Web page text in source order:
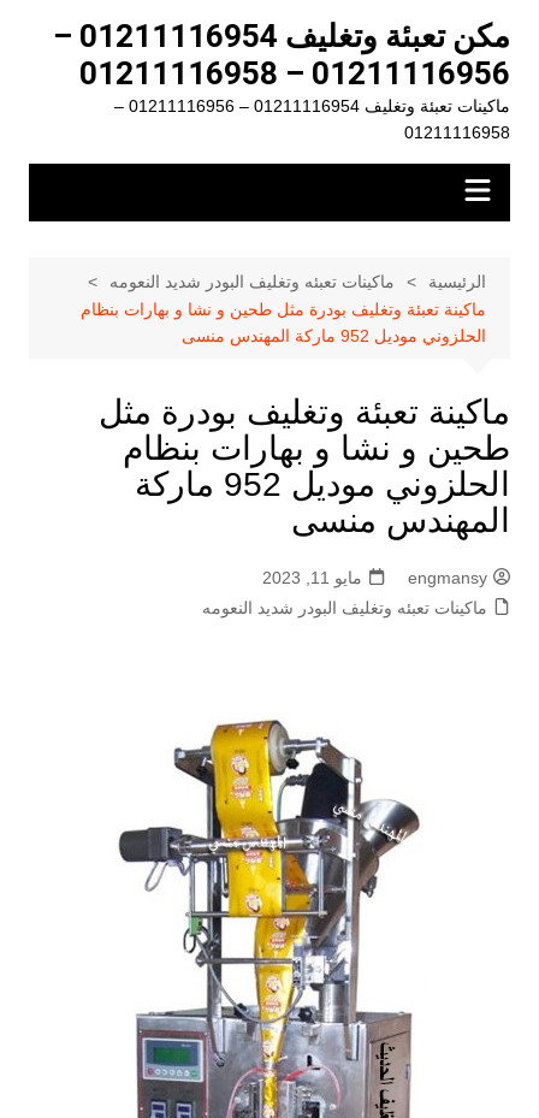
المحتوى
مكن تعبئة وتغليف 01211116954 –
01211116956 – 01211116958
ماكينات تعبئة وتغليف 01211116954 – 01211116956 –
01211116958
الرئيسية
ماكينات تعبئه وتغليف البودر شديد النعومه
ماكينة تعبئة وتغليف بودرة مثل طحين و نشا و بهارات بنظام
الحلزوني موديل 952 ماركة المهندس منسى
ماكينة تعبئة وتغليف بودرة مثل
طحين و نشا و بهارات بنظام
الحلزوني موديل 952 ماركة
المهندس منسى
engmansy
مايو 11, 2023
ماكينات تعبئه وتغليف البودر شديد النعومه